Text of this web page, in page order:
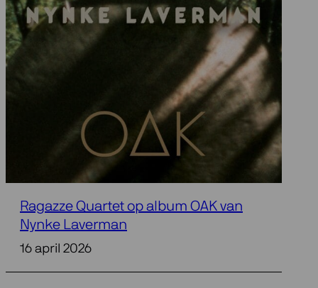
Ragazze Quartet op album OAK van
Nynke Laverman
16 april 2026